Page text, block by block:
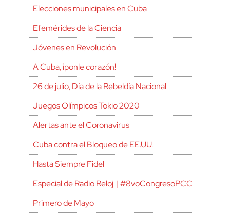
Elecciones municipales en Cuba
Efemérides de la Ciencia
Jóvenes en Revolución
A Cuba, ¡ponle corazón!
26 de julio, Día de la Rebeldía Nacional
Juegos Olímpicos Tokio 2020
Alertas ante el Coronavirus
Cuba contra el Bloqueo de EE.UU.
Hasta Siempre Fidel
Especial de Radio Reloj | #8voCongresoPCC
Primero de Mayo